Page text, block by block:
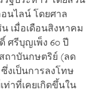
นไลน์ โดยศาล
เมื่อเดือนสิงหาคม
ศรีบุญเพ็ง 60 ปี
ถาบันกษตริย์ (ลด
งเป็นการลงโทษ
าที่เคยเกิดขึ้นใน